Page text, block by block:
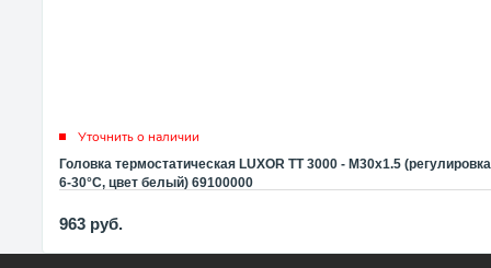
Уточнить о наличии
Головка термостатическая LUXOR TT 3000 - M30x1.5 (регулировка
6-30°C, цвет белый) 69100000
963 руб.